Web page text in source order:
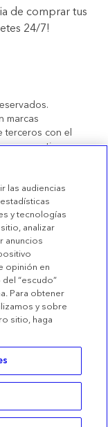
de comprar tus
24/7!
marcas
terceros con el
respectivos
marcas
Productos
Decreto
las audiencias
y tecnologías
analizar
anuncios
opinión en
“escudo”
Para obtener
y sobre
sitio, haga